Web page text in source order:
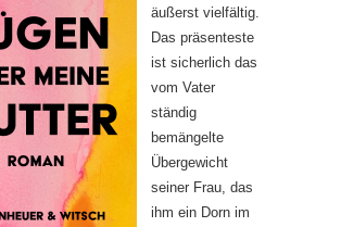
äußerst vielfältig.
Das präsenteste
ist sicherlich das
vom Vater
ständig
bemängelte
Übergewicht
seiner Frau, das
ihm ein Dorn im